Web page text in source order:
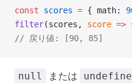
const scores = { math:
filter(scores, score =>
// 戻り値: [90, 85]
null または